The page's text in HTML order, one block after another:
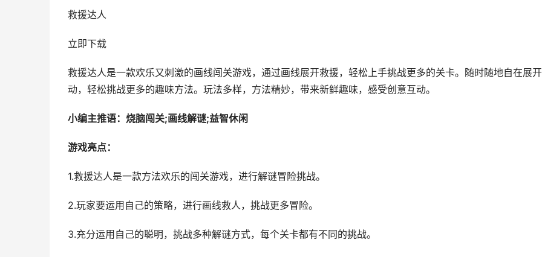
救援达人
立即下载
救援达人是一款欢乐又刺激的画线闯关游戏，通过画线展开救援，轻松上手挑战更多的关卡。随时随地自在展
动，轻松挑战更多的趣味方法。玩法多样，方法精妙，带来新鲜趣味，感受创意互动。
小编主推语：烧脑闯关;画线解谜;益智休闲
游戏亮点：
1.救援达人是一款方法欢乐的闯关游戏，进行解谜冒险挑战。
2.玩家要运用自己的策略，进行画线救人，挑战更多冒险。
3.充分运用自己的聪明，挑战多种解谜方式，每个关卡都有不同的挑战。